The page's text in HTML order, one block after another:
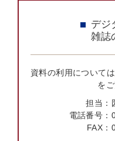
デジ
雑誌
資料の利用については
を
担当：
電話番号：
FAX：